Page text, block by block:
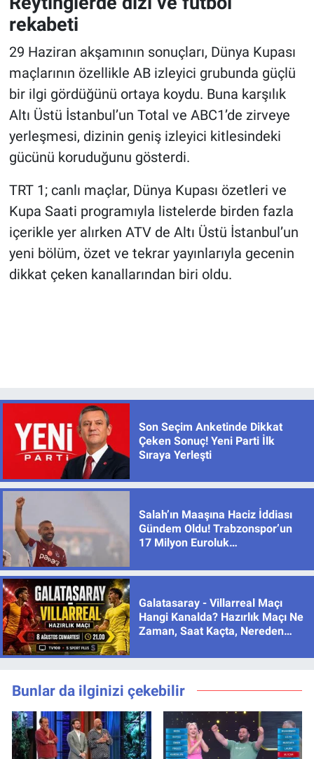
rekabeti
29 Haziran akşamının sonuçları, Dünya Kupası
maçlarının özellikle AB izleyici grubunda güçlü
bir ilgi gördüğünü ortaya koydu. Buna karşılık
Altı Üstü İstanbul’un Total ve ABC1’de zirveye
yerleşmesi, dizinin geniş izleyici kitlesindeki
gücünü koruduğunu gösterdi.
TRT 1; canlı maçlar, Dünya Kupası özetleri ve
Kupa Saati programıyla listelerde birden fazla
içerikle yer alırken ATV de Altı Üstü İstanbul’un
yeni bölüm, özet ve tekrar yayınlarıyla gecenin
dikkat çeken kanallarından biri oldu.
Son Seçim Anketinde Dikkat
Çeken Sonuç! Yeni Parti İlk
Sıraya Yerleşti
Salah’ın Maaşına Haciz İddiası
Gündem Oldu! Trabzonspor’un
17 Milyon Euroluk
Galatasaray - Villarreal Maçı
Hangi Kanalda? Hazırlık Maçı Ne
Zaman, Saat Kaçta, Nereden
Bunlar da ilginizi çekebilir